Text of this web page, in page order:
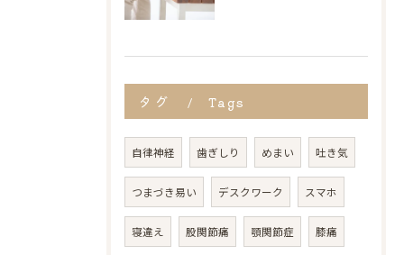
タグ Tags
自律神経 歯ぎしり めまい 吐き気
つまづき易い デスクワーク スマホ
寝違え 股関節痛 顎関節症 膝痛